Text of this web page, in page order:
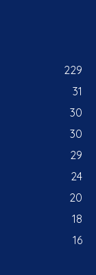
229
31
30
30
29
24
20
18
16